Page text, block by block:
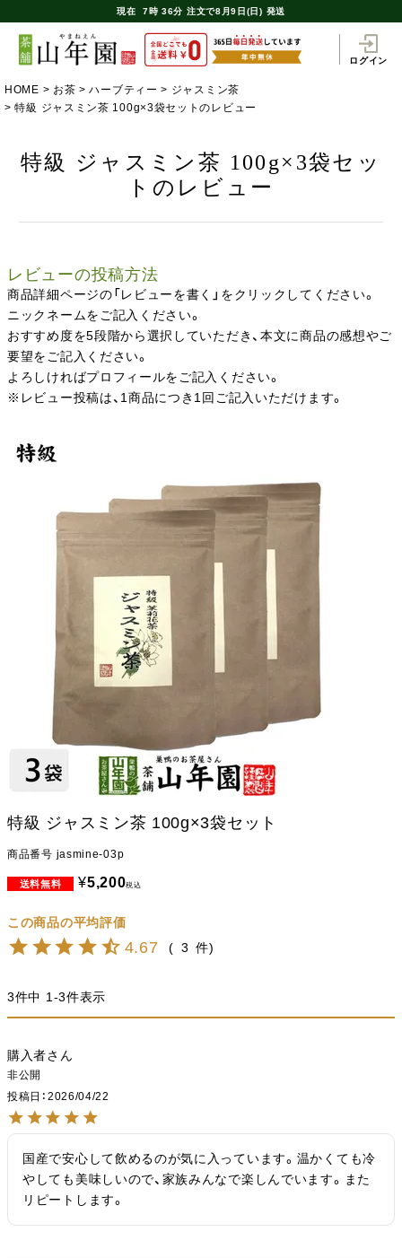
現在 7時 36分 注文で8月9日(日) 発送
ログイン
HOME お茶 ハーブティー
ジャスミン茶
特級 ジャスミン茶 100g×3袋セットのレビュー
特級 ジャスミン茶 100g×3袋セッ
トのレビュー
レビューの投稿方法
商品詳細ページの「レビューを書く」をクリックしてください。
ニックネームをご記入ください。
おすすめ度を5段階から選択していただき、本文に商品の感想やご
要望をご記入ください。
よろしければプロフィールをご記入ください。
※レビュー投稿は、1商品につき1回ご記入いただけます。
特級 ジャスミン茶 100g×3袋セット
商品番号 jasmine-03p
¥5,200税込
4.67 3
3件中 1-3件表示
購入者
非公開
投稿日
2026/04/22
国産で安心して飲めるのが気に入っています。温かくても冷
やしても美味しいので、家族みんなで楽しんでいます。また
リピートします。